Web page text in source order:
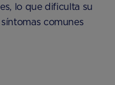
lo que dificulta su
comunes